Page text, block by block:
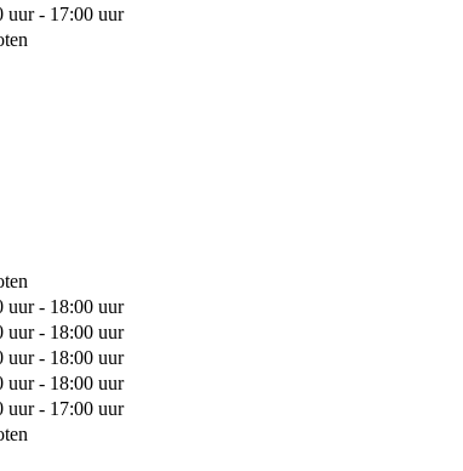
uur - 17:00 uur
uur - 18:00 uur
uur - 18:00 uur
uur - 18:00 uur
uur - 18:00 uur
uur - 17:00 uur